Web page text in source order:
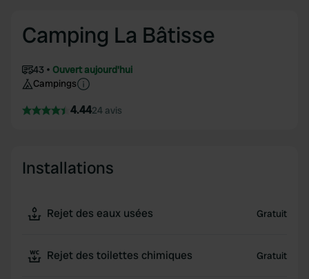
Camping La Bâtisse
43
Ouvert aujourd'hui
Campings
4.4424 avis
Installations
Rejet des eaux usées Gratuit
Rejet des toilettes chimiques Gratuit